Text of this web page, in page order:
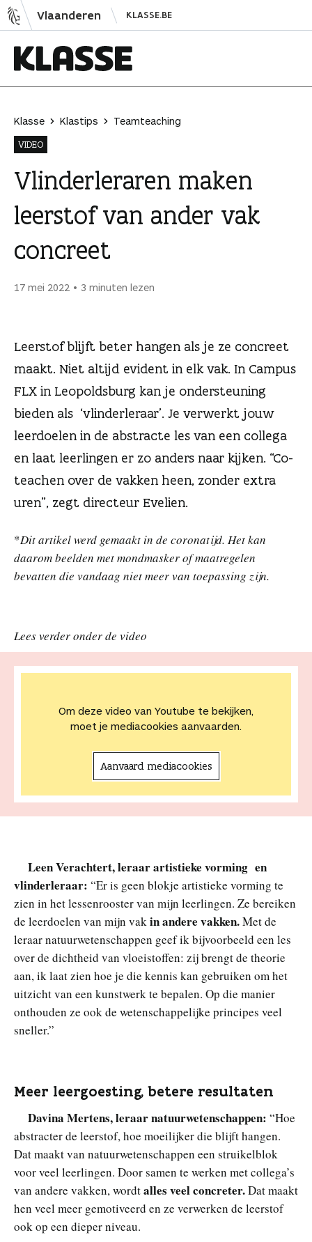
N
a
Vlaanderen KLASSE.BE
a
s
s
e
Klasse Klastips
Teamteaching
VIDEO
Vlinderleraren maken
leerstof van ander vak
concreet
17 mei 2022 3 minuten lezen
Leerstof blijft beter hangen als je ze concreet
maakt. Niet altijd evident in elk vak. In Campus
FLX in Leopoldsburg kan je ondersteuning
bieden als ‘vlinderleraar’. Je verwerkt jouw
leerdoelen in de abstracte les van een collega
en laat leerlingen er zo anders naar kijken. “Co-
teachen over de vakken heen, zonder extra
uren”, zegt directeur Evelien.
*Dit artikel werd gemaakt in de coronatijd. Het kan
daarom beelden met mondmasker of maatregelen
bevatten die vandaag niet meer van toepassing zijn.
Lees verder onder de video
Om deze video van Youtube te bekijken,
moet je mediacookies aanvaarden.
Aanvaard mediacookies
Leen Verachtert, leraar artistieke vorming en
vlinderleraar: “Er is geen blokje artistieke vorming te
zien in het lessenrooster van mijn leerlingen. Ze bereiken
de leerdoelen van mijn vakin andere vakken.Met de
leraar natuurwetenschappen geef ik bijvoorbeeld een les
over de dichtheid van vloeistoffen: zij brengt de theorie
aan, ik laat zien hoe je die kennis kan gebruiken om het
uitzicht van een kunstwerk te bepalen. Op die manier
onthouden ze ook de wetenschappelijke principes veel
sneller.”
Meer leergoesting, betere resultaten
Davina Mertens, leraar natuurwetenschappen: “Hoe
abstracter de leerstof, hoe moeilijker die blijft hangen.
Dat maakt van natuurwetenschappen een struikelblok
voor veel leerlingen. Door samen te werken met collega’s
van andere vakken, wordtalles veel concreter.Dat maakt
hen veel meer gemotiveerd en ze verwerken de leerstof
ook op een dieper niveau.